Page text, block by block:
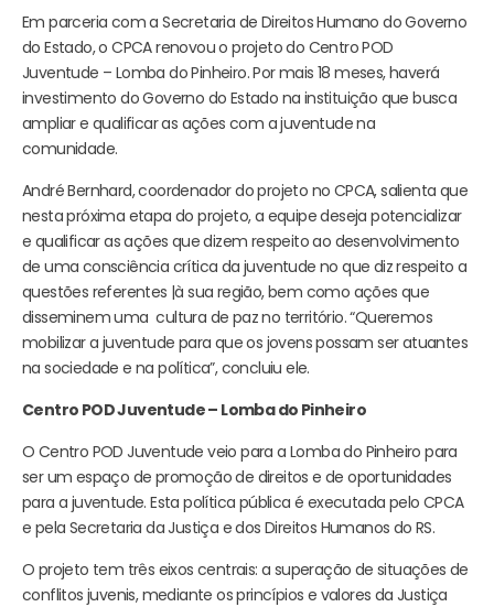
Em parceria com a Secretaria de Direitos Humano do Governo
do Estado, o CPCA renovou o projeto do Centro POD
Juventude – Lomba do Pinheiro. Por mais 18 meses, haverá
investimento do Governo do Estado na instituição que busca
ampliar e qualificar as ações com a juventude na
comunidade.
André Bernhard, coordenador do projeto no CPCA, salienta que
nesta próxima etapa do projeto, a equipe deseja potencializar
e qualificar as ações que dizem respeito ao desenvolvimento
de uma consciência crítica da juventude no que diz respeito a
questões referentes |à sua região, bem como ações que
disseminem uma cultura de paz no território. “Queremos
mobilizar a juventude para que os jovens possam ser atuantes
na sociedade e na política”, concluiu ele.
Centro POD Juventude – Lomba do Pinheiro
O Centro POD Juventude veio para a Lomba do Pinheiro para
ser um espaço de promoção de direitos e de oportunidades
para a juventude. Esta política pública é executada pelo CPCA
e pela Secretaria da Justiça e dos Direitos Humanos do RS.
O projeto tem três eixos centrais: a superação de situações de
conflitos juvenis, mediante os princípios e valores da Justiça